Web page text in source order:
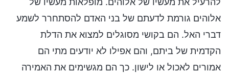
אלוהים גורמת לדעתם של בני האדם להסתחרר לשמע
דברי האל. הם בקושי מסוגלים למצוא את הדלת
הקדמית של ביתם, והם אפילו לא יודעים מתי הם
אמורים לאכול או לישון. כך הם מגשימים את האמירה